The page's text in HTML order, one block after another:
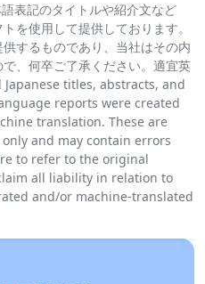
表記のタイトルや紹介文など
を使用して提供しております。
するものであり、当社はその内
、何卒ご了承ください。適宜英
Japanese titles, abstracts, and
reports were created
translation. These are
and may contain errors
to refer to the original
all liability in relation to
and/or machine-translated